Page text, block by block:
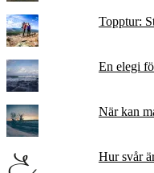
Topptur:
En elegi
När kan
Hur svår